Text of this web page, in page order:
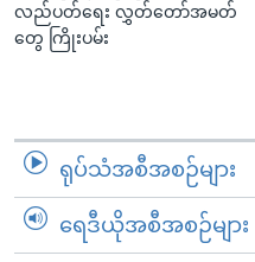
လည်ပတ်ရေး လွှတ်တော်အမတ်
တွေ ကြိုးပမ်း
ရုပ်သံအစီအစဉ်များ
ရေဒီယိုအစီအစဉ်များ